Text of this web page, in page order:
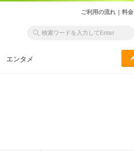
ご利用の流れ 料
エンタメ